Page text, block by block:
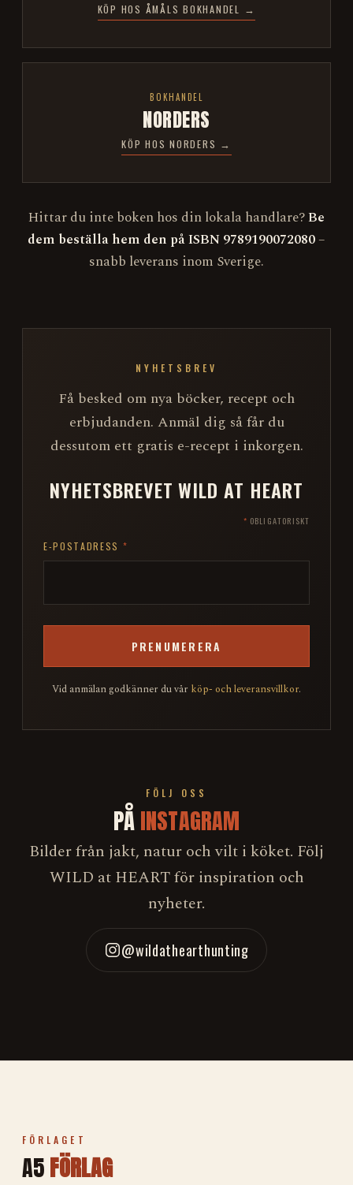
KÖP HOS ÅMÅLS BOKHANDEL →
BOKHANDEL
NORDERS
KÖP HOS NORDERS →
Hittar du inte boken hos din lokala handlare?Be
dem beställa hem den på ISBN 9789190072080–
snabb leverans inom Sverige.
NYHETSBREV
Få besked om nya böcker, recept och
erbjudanden. Anmäl dig så får du
dessutom ett gratis e-recept i inkorgen.
NYHETSBREVET WILD AT HEART
* OBLIGATORISKT
E-POSTADRESS *
Vid anmälan godkänner du vår köp- och leveransvillkor.
FÖLJ OSS
PÅINSTAGRAM
Bilder från jakt, natur och vilt i köket. Följ
WILD at HEART för inspiration och
nyheter.
@wildathearthunting
FÖRLAGET
A5FÖRLAG